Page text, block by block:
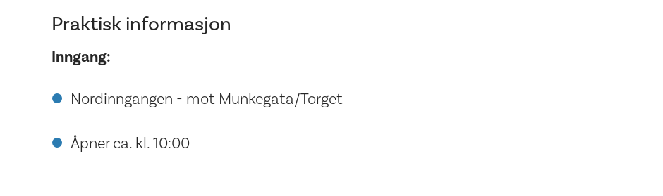
Praktisk informasjon
Inngang:
Nordinngangen - mot Munkegata/Torget
Åpner ca. kl. 10:00